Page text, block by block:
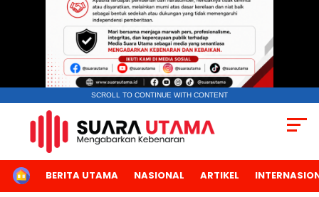
SCROLL TO CONTINUE WITH CONTENT
HOMEBERITA UTAMA NASIONAL ARTIKEL